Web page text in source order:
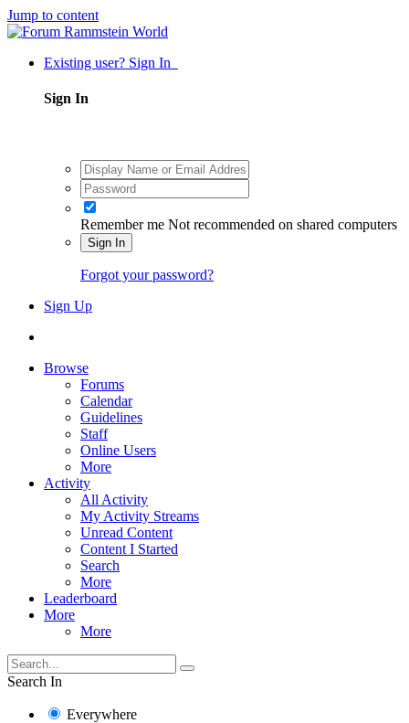
Jump to content
Existing user? Sign In
Sign In
Remember me Not recommended on shared computers
Sign In
Forgot your password?
Sign Up
Browse
Forums
Calendar
Guidelines
Staff
Online Users
More
Activity
All Activity
My Activity Streams
Unread Content
Content I Started
Search
More
Leaderboard
More
More
Search In
Everywhere